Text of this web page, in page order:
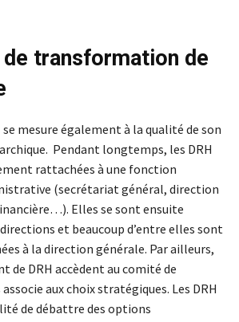
transformation de
se mesure également à la qualité de son
Pendant longtemps, les DRH
rattachées à une fonction
(secrétariat général, direction
Elles se sont ensuite
et beaucoup d’entre elles sont
à la direction générale. Par ailleurs,
de DRH accèdent au comité de
aux choix stratégiques. Les DRH
de débattre des options